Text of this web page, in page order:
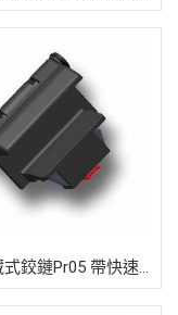
半隱藏式鉸鏈Pr05 帶快速安裝裝置18